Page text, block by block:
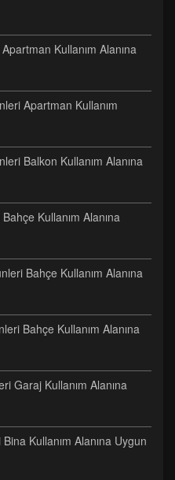
Kullanım Alanına
Apartman Kullanım
Balkon Kullanım Alanına
Kullanım Alanına
Bahçe Kullanım Alanına
Bahçe Kullanım Alanına
Garaj Kullanım Alanına
Kullanım Alanına Uygun